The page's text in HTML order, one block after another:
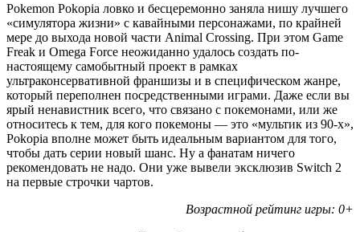
Pokemon Pokopia ловко и бесцеремонно заняла нишу лучшего
«симулятора жизни» с кавайными персонажами, по крайней
мере до выхода новой части Animal Crossing. При этом Game
Freak и Omega Force неожиданно удалось создать по-
настоящему самобытный проект в рамках
ультраконсервативной франшизы и в специфическом жанре,
который переполнен посредственными играми. Даже если вы
ярый ненавистник всего, что связано с покемонами, или же
относитесь к тем, для кого покемоны — это «мультик из 90-х»,
Pokopia вполне может быть идеальным вариантом для того,
чтобы дать серии новый шанс. Ну а фанатам ничего
рекомендовать не надо. Они уже вывели эксклюзив Switch 2
на первые строчки чартов.
Возрастной рейтинг игры: 0+